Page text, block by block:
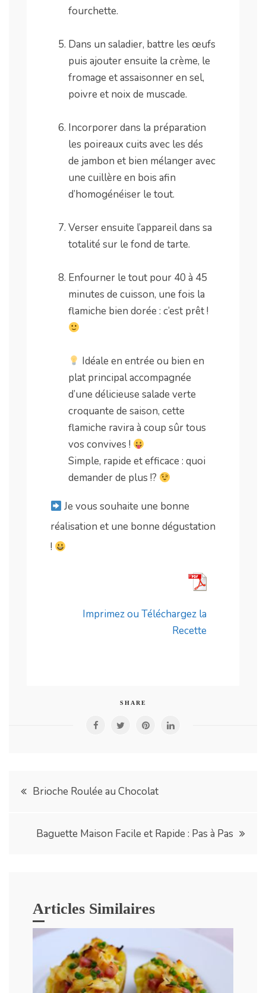
fourchette.
Dans un saladier, battre les œufs
puis ajouter ensuite la crème, le
fromage et assaisonner en sel,
poivre et noix de muscade.
Incorporer dans la préparation
les poireaux cuits avec les dés
de jambon et bien mélanger avec
une cuillère en bois afin
d’homogénéiser le tout.
Verser ensuite l’appareil dans sa
totalité sur le fond de tarte.
Enfourner le tout pour 40 à 45
minutes de cuisson, une fois la
flamiche bien dorée : c’est prêt !
Idéale en entrée ou bien en
plat principal accompagnée
d’une délicieuse salade verte
croquante de saison, cette
flamiche ravira à coup sûr tous
vos convives !
Simple, rapide et efficace : quoi
demander de plus !?
Je vous souhaite une bonne
réalisation et une bonne dégustation
!
Imprimez ou Téléchargez la
Recette
SHARE
Navigation
Brioche Roulée au Chocolat
Baguette Maison Facile et Rapide : Pas à Pas
Articles Similaires